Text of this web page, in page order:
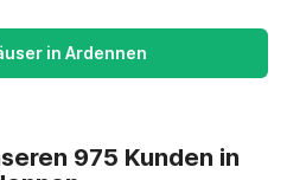
in Ardennen
975 Kunden in